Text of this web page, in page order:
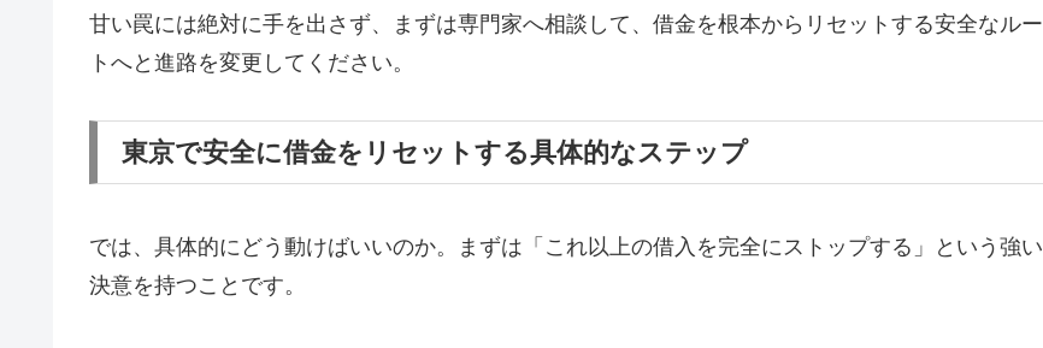
甘い罠には絶対に手を出さず、まずは専門家へ相談して、借金を根本からリセットする安全なルー
トへと進路を変更してください。
東京で安全に借金をリセットする具体的なステップ
では、具体的にどう動けばいいのか。まずは「これ以上の借入を完全にストップする」という強い
決意を持つことです。